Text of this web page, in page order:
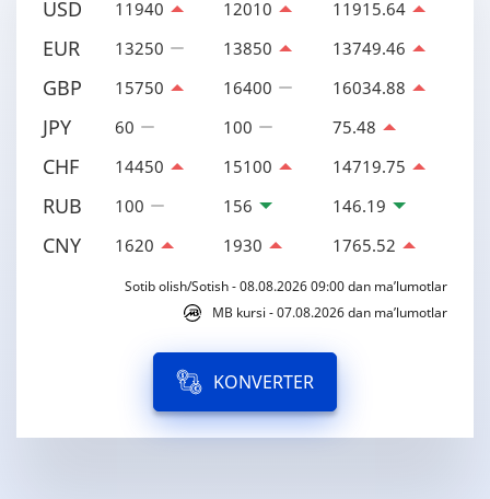
USD 11940 12010 11915.64
EUR 13250 13850 13749.46
GBP 15750 16400 16034.88
JPY 60 100 75.48
CHF 14450 15100 14719.75
RUB 100 156 146.19
CNY 1620 1930 1765.52
Sotib olish/Sotish - 08.08.2026 09:00 dan ma’lumotlar
MB kursi - 07.08.2026 dan ma’lumotlar
KONVERTER